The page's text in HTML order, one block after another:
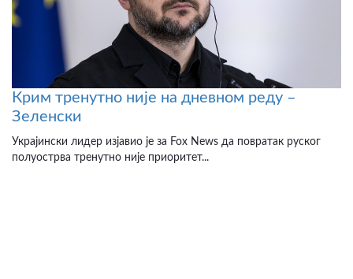
Крим тренутно није на дневном реду –
Зеленски
Украјински лидер изјавио је за Fox News да повратак руског
полуострва тренутно није приоритет...